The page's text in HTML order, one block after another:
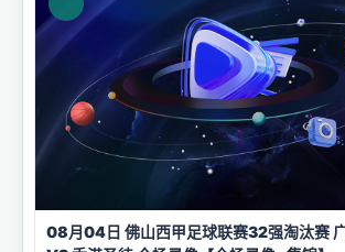
08月04日 佛山西甲足球联赛32强淘汰赛